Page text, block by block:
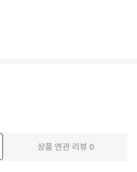
상품 연관 리뷰 0